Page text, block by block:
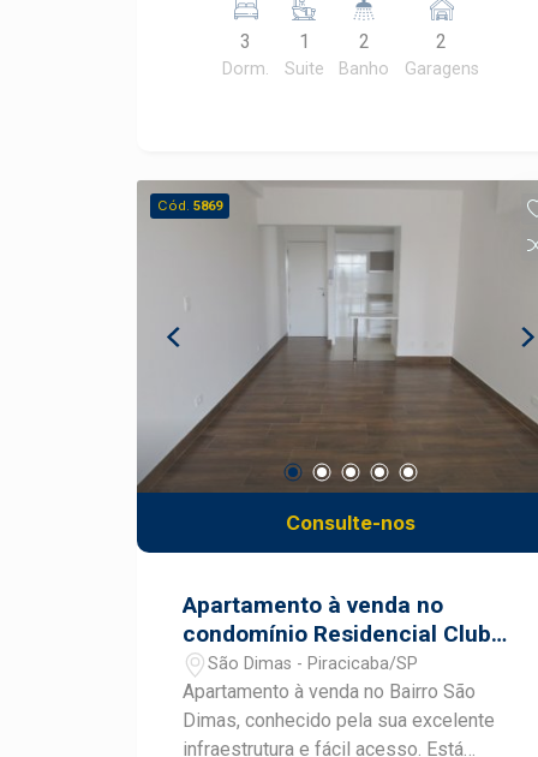
gourmet; - 3 dormitórios, sendo 02 com
armários e 1 suíte; - Cozinha estilo
americana com armários; - Área de
3
Dorm.
1
Suite
2
Banho
2
Garagens
Cód. 5869
Consulte-nos
Apartamento à venda no
condomínio Residencial Clube
de Campo
São Dimas - Piracicaba/SP
Apartamento à venda no Bairro São
Dimas, conhecido pela sua excelente
infraestrutura e fácil acesso. Está